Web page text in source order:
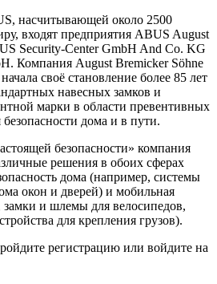
насчитывающей около 2500
входят предприятия ABUS August
Security-Center GmbH And Co. KG
Компания August Bremicker Söhne
своё становление более 85 лет
навесных замков и
марки в области превентивных
дома и в пути.
безопасности» компания
решения в обоих сферах
дома (например, системы
окон и дверей) и мобильная
замки и шлемы для велосипедов,
для крепления грузов).
регистрацию или войдите на